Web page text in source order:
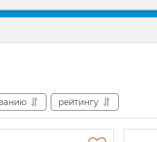
рейтингу